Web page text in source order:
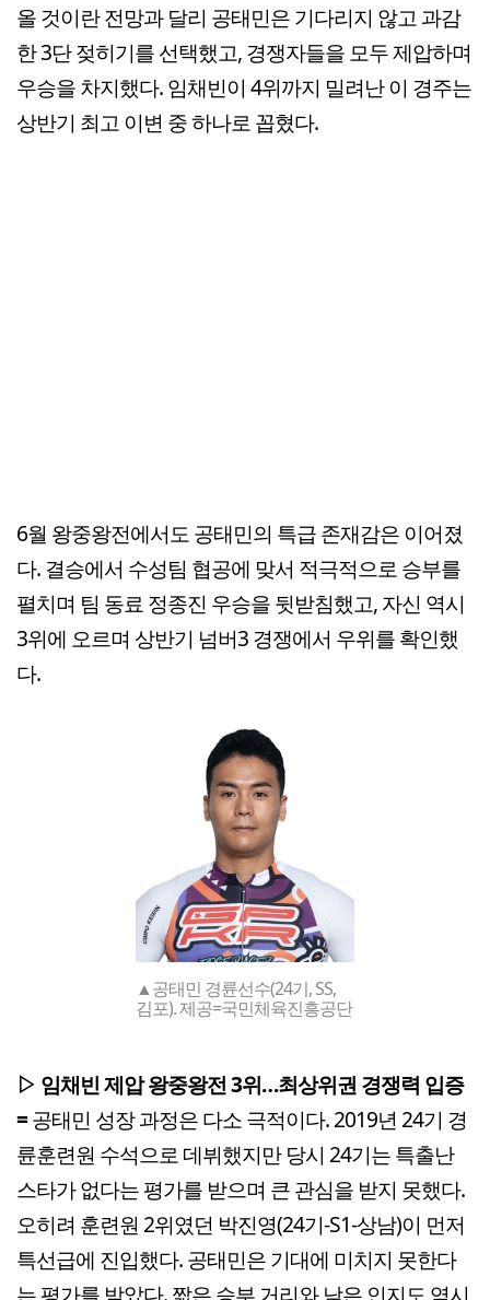
올 것이란 전망과 달리 공태민은 기다리지 않고 과감
한 3단 젖히기를 선택했고, 경쟁자들을 모두 제압하며
우승을 차지했다. 임채빈이 4위까지 밀려난 이 경주는
상반기 최고 이변 중 하나로 꼽혔다.
6월 왕중왕전에서도 공태민의 특급 존재감은 이어졌
다. 결승에서 수성팀 협공에 맞서 적극적으로 승부를
펼치며 팀 동료 정종진 우승을 뒷받침했고, 자신 역시
3위에 오르며 상반기 넘버3 경쟁에서 우위를 확인했
다.
▲공태민 경륜선수(24기, SS,
김포). 제공=국민체육진흥공단
▷ 임채빈 제압 왕중왕전 3위…최상위권 경쟁력 입증
=공태민 성장 과정은 다소 극적이다. 2019년 24기 경
륜훈련원 수석으로 데뷔했지만 당시 24기는 특출난
스타가 없다는 평가를 받으며 큰 관심을 받지 못했다.
오히려 훈련원 2위였던 박진영(24기-S1-상남)이 먼저
특선급에 진입했다. 공태민은 기대에 미치지 못한다